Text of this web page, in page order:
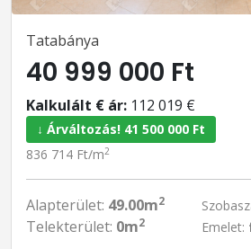
Tatabánya
40 999 000 Ft
Kalkulált € ár: 112 019 €
↓ Árváltozás! 41 500 000 Ft
836 714 Ft/m2
Alapterület: 49.00m2
Telekterület: 0m2
Emelet: